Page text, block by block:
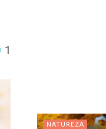
1
NATUREZA